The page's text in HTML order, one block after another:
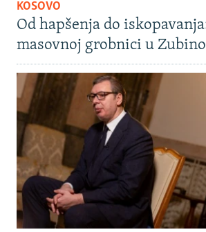
KOSOVO
Od hapšenja do
masovnoj grobnici u